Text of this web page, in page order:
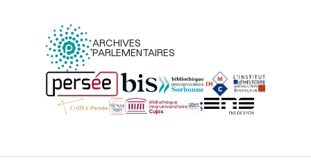
ARCHIVES
PARLEMENTAIRES
Menu